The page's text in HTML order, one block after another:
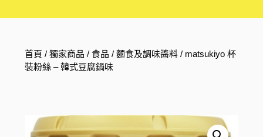
首頁 /獨家商品 /食品 /麵食及調味醬料 / matsukiyo 杯
裝粉絲 – 韓式豆腐鍋味